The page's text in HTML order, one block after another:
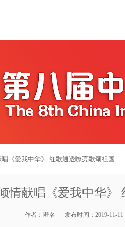
《爱我中华》 红歌通透嘹亮歌颂祖国
情献唱《爱我中华》
作者： 匿名 发布时间： 2019-11-11